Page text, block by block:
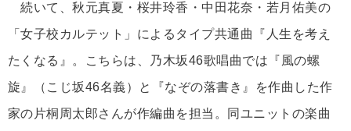
続いて、秋元真夏・桜井玲香・中田花奈・若月佑美の
「女子校カルテット」によるタイプ共通曲『人生を考え
たくなる』。こちらは、乃木坂46歌唱曲では『風の螺
旋』（こじ坂46名義）と『なぞの落書き』を作曲した作
家の片桐周太郎さんが作編曲を担当。同ユニットの楽曲